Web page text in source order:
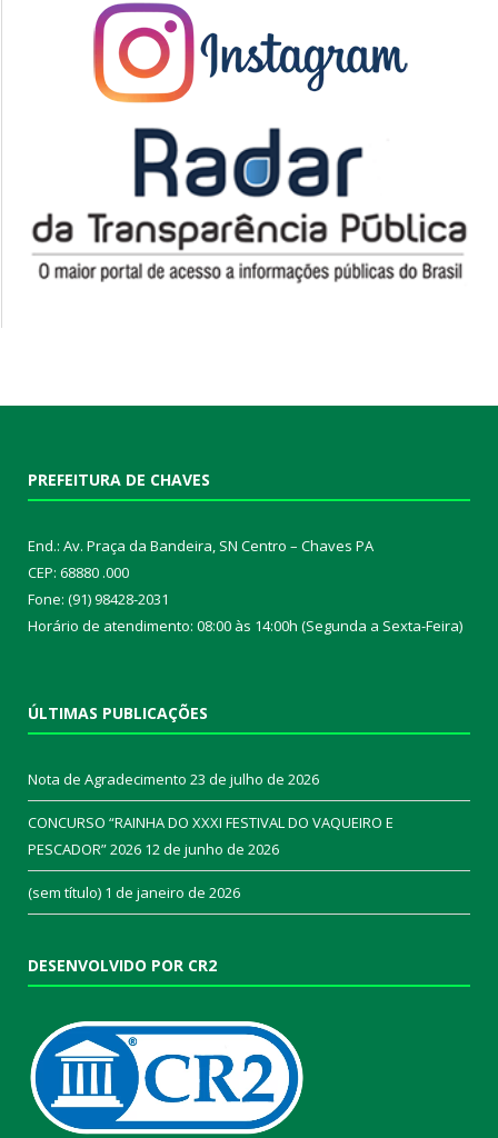
PREFEITURA DE CHAVES
End.: Av. Praça da Bandeira, SN Centro – Chaves PA
CEP: 68880 .000
Fone: (91) 98428-2031
Horário de atendimento: 08:00 às 14:00h (Segunda a Sexta-Feira)
ÚLTIMAS PUBLICAÇÕES
Nota de Agradecimento 23 de julho de 2026
CONCURSO “RAINHA DO XXXI FESTIVAL DO VAQUEIRO E
PESCADOR” 2026 12 de junho de 2026
(sem título) 1 de janeiro de 2026
DESENVOLVIDO POR CR2